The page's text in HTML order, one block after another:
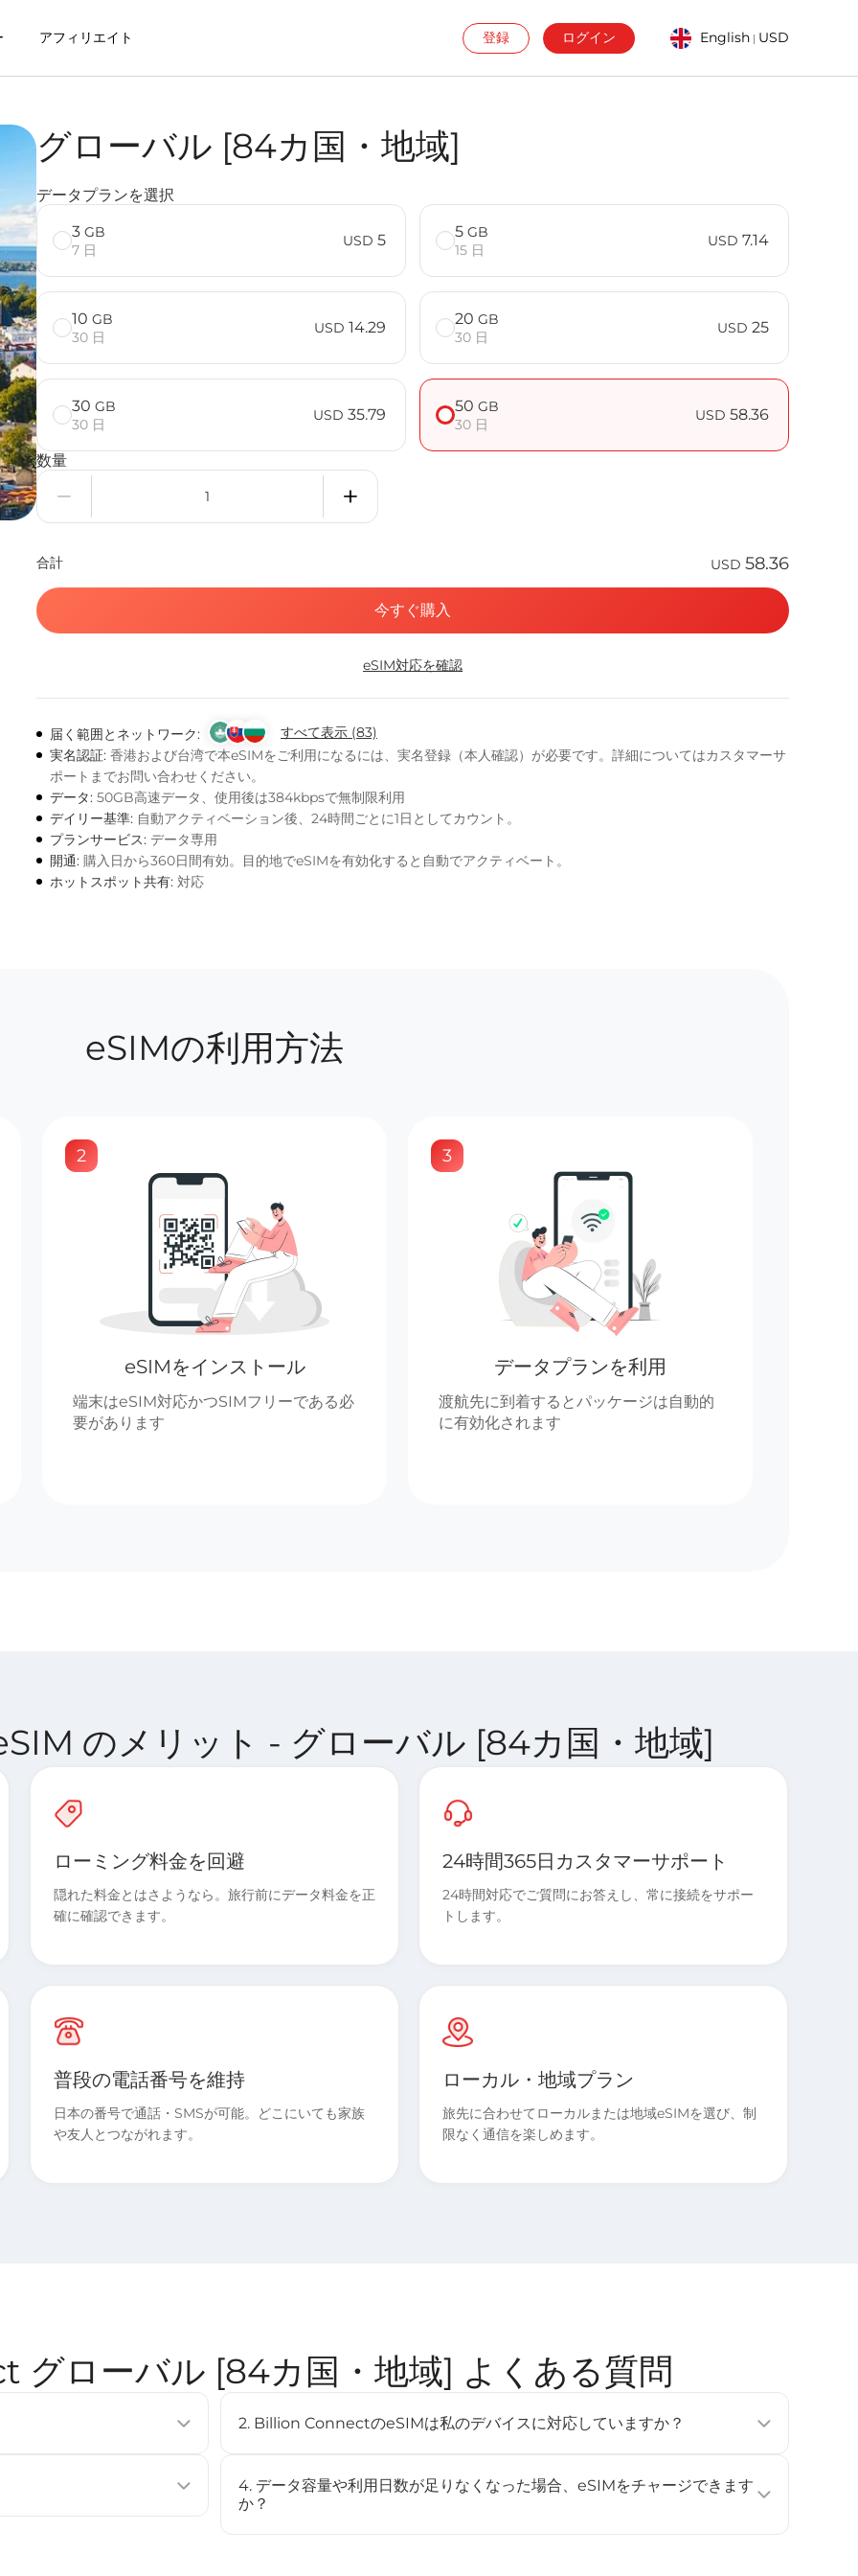
アフィリエイト 登録 ログイン English | USD
リット
グローバル [84カ国・地域]
データプランを選択
3 GB
7 日
USD 5 5 GB
15 日
USD 7.14
10 GB
30 日
USD 14.29 20 GB
30 日
USD 25
30 GB
30 日
USD 35.79 50 GB
30 日
USD 58.36
数量
合計 USD 58.36
今すぐ購入
eSIM対応を確認
届く範囲とネットワーク:
すべて表示 (83)
実名認証: 香港および台湾で本eSIMをご利用になるには、実名登録（本人確認）が必要です。詳細についてはカスタマーサ
ポートまでお問い合わせください。
データ: 50GB高速データ、使用後は384kbpsで無制限利用
デイリー基準: 自動アクティベーション後、24時間ごとに1日としてカウント。
プランサービス: データ専用
開通: 購入日から360日間有効。目的地でeSIMを有効化すると自動でアクティベート。
ホットスポット共有: 対応
eSIMの利用方法
2
eSIMをインストール
端末はeSIM対応かつSIMフリーである必
要があります
3
データプランを利用
渡航先に到着するとパッケージは自動的
に有効化されます
のメリット - グローバル [84カ国・地域]
ローミング料金を回避
隠れた料金とはさようなら。旅行前にデータ料金を正
確に確認できます。
24時間365日カスタマーサポート
24時間対応でご質問にお答えし、常に接続をサポー
トします。
普段の電話番号を維持
日本の番号で通話・SMSが可能。どこにいても家族
や友人とつながれます。
ローカル・地域プラン
旅先に合わせてローカルまたは地域eSIMを選び、制
限なく通信を楽しめます。
ローバル [84カ国・地域] よくある質問
のプロファイルを保存するこ
2. Billion ConnectのeSIMは私のデバイスに対応していますか？
（例：iPhone XS以降、Google Pixel 3以降、Samsung Galaxy S20以降）。詳しくは
[対応デバイス ]ページをご確認ください。
4. データ容量や利用日数が足りなくなった場合、eSIMをチャージできます
か？